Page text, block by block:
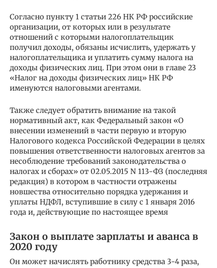
Согласно пункту 1 статьи 226 НК РФ российские
организации, от которых или в результате
отношений с которыми налогоплательщик
получил доходы, обязаны исчислить, удержать у
налогоплательщика и уплатить сумму налога на
доходы физических лиц. При этом они в главе 23
«Налог на доходы физических лиц» НК РФ
именуются налоговыми агентами.
Также следует обратить внимание на такой
нормативный акт, как Федеральный закон «О
внесении изменений в части первую и вторую
Налогового кодекса Российской Федерации в целях
повышения ответственности налоговых агентов за
несоблюдение требований законодательства о
налогах и сборах» от 02.05.2015 N 113-ФЗ (последняя
редакция) в котором в частности отражены
новшества относительно порядка удержания и
уплаты НДФЛ, вступившие в силу с 1 января 2016
года и, действующие по настоящее время
Закон о выплате зарплаты и аванса в
2020 году
Он может начислять работнику средства 3-4 раза,